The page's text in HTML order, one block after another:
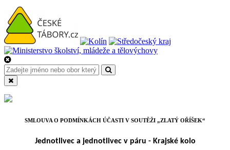
SMLOUVA O PODMÍNKÁCH ÚČASTI V SOUTĚŽI „ZLATÝ OŘÍŠEK“
Jednotlivec a jednotlivec v páru - Krajské kolo